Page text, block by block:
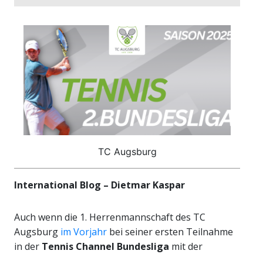
TC Augsburg
International Blog – Dietmar Kaspar
Auch wenn die 1. Herrenmannschaft des TC
Augsburg im Vorjahr bei seiner ersten Teilnahme
in der Tennis Channel Bundesliga mit der